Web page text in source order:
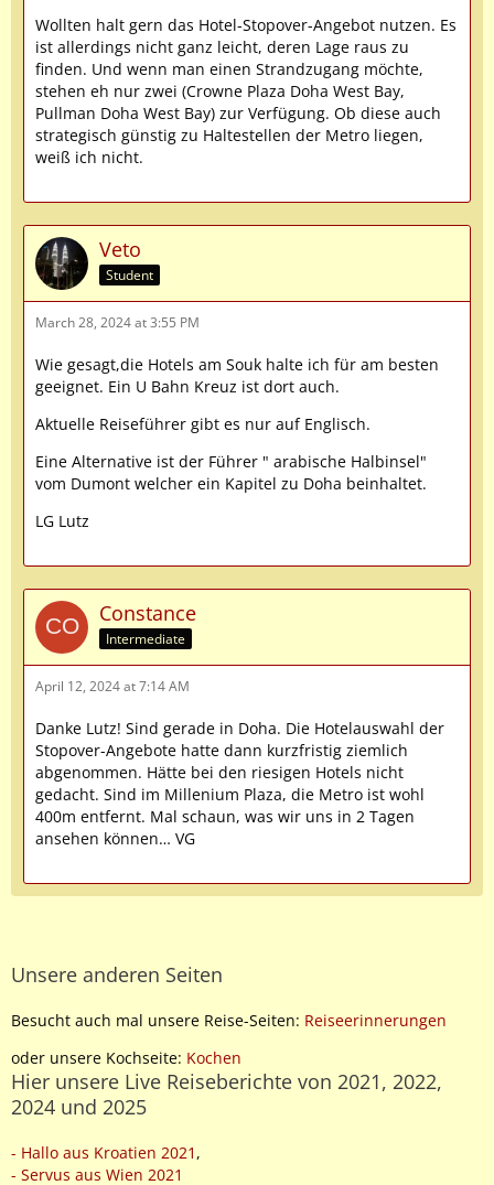
Wollten halt gern das Hotel-Stopover-Angebot nutzen. Es
ist allerdings nicht ganz leicht, deren Lage raus zu
finden. Und wenn man einen Strandzugang möchte,
stehen eh nur zwei (Crowne Plaza Doha West Bay,
Pullman Doha West Bay) zur Verfügung. Ob diese auch
strategisch günstig zu Haltestellen der Metro liegen,
weiß ich nicht.
Veto
Student
March 28, 2024 at 3:55 PM
Wie gesagt,die Hotels am Souk halte ich für am besten
geeignet. Ein U Bahn Kreuz ist dort auch.
Aktuelle Reiseführer gibt es nur auf Englisch.
Eine Alternative ist der Führer " arabische Halbinsel"
vom Dumont welcher ein Kapitel zu Doha beinhaltet.
LG Lutz
Constance
Intermediate
April 12, 2024 at 7:14 AM
Danke Lutz! Sind gerade in Doha. Die Hotelauswahl der
Stopover-Angebote hatte dann kurzfristig ziemlich
abgenommen. Hätte bei den riesigen Hotels nicht
gedacht. Sind im Millenium Plaza, die Metro ist wohl
400m entfernt. Mal schaun, was wir uns in 2 Tagen
ansehen können… VG
Unsere anderen Seiten
Besucht auch mal unsere Reise-Seiten: Reiseerinnerungen
oder unsere Kochseite: Kochen
Hier unsere Live Reiseberichte von 2021, 2022,
2024 und 2025
- Hallo aus Kroatien 2021 ,
- Servus aus Wien 2021